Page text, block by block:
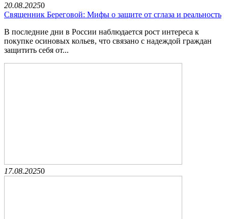
20.08.20250
Священник Береговой: Мифы о защите от сглаза и реальность
В последние дни в России наблюдается рост интереса к
покупке осиновых кольев, что связано с надеждой граждан
защитить себя от...
17.08.20250